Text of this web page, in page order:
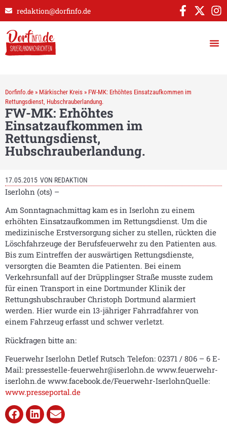
redaktion@dorfinfo.de
Dorfinfo.de » Märkischer Kreis » FW-MK: Erhöhtes Einsatzaufkommen im
Rettungsdienst, Hubschrauberlandung.
FW-MK: Erhöhtes
Einsatzaufkommen im
Rettungsdienst,
Hubschrauberlandung.
17.05.2015 VON REDAKTION
Iserlohn (ots) –
Am Sonntagnachmittag kam es in Iserlohn zu einem
erhöhten Einsatzaufkommen im Rettungsdienst. Um die
medizinische Erstversorgung sicher zu stellen, rückten die
Löschfahrzeuge der Berufsfeuerwehr zu den Patienten aus.
Bis zum Eintreffen der auswärtigen Rettungsdienste,
versorgten die Beamten die Patienten. Bei einem
Verkehrsunfall auf der Drüpplingser Straße musste zudem
für einen Transport in eine Dortmunder Klinik der
Rettungshubschrauber Christoph Dortmund alarmiert
werden. Hier wurde ein 13-jähriger Fahrradfahrer von
einem Fahrzeug erfasst und schwer verletzt.
Rückfragen bitte an:
Feuerwehr Iserlohn Detlef Rutsch Telefon: 02371 / 806 – 6 E-
Mail: pressestelle-feuerwehr@iserlohn.de www.feuerwehr-
iserlohn.de www.facebook.de/Feuerwehr-IserlohnQuelle:
www.presseportal.de